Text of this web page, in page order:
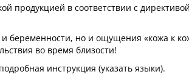
в соответствии с
беременности, но и ощущения «кожа к
во время близости!
инструкция (указать языки).